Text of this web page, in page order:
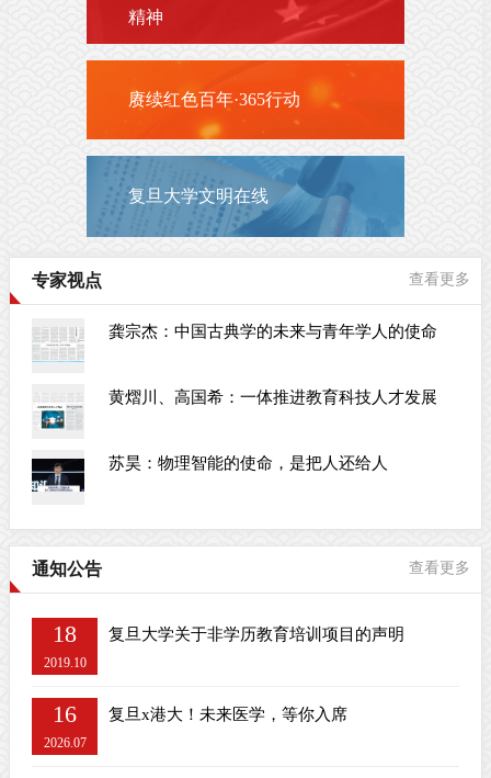
精神
赓续红色百年·365行动
复旦大学文明在线
专家视点 查看更多
龚宗杰：中国古典学的未来与青年学人的使命
黄熠川、高国希：一体推进教育科技人才发展
苏昊：物理智能的使命，是把人还给人
通知公告 查看更多
18
2019.10
复旦大学关于非学历教育培训项目的声明
16
2026.07
复旦x港大！未来医学，等你入席